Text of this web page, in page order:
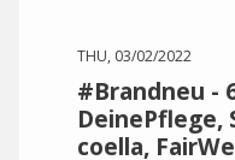
THU, 03/02/2022
#Brandneu -
DeinePflege,
coella,